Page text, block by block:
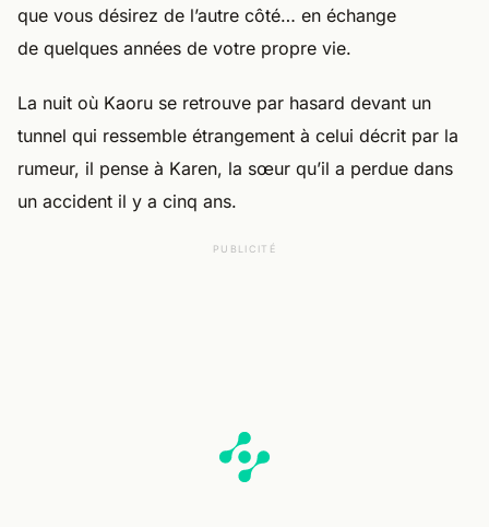
que vous désirez de l’autre côté… en échange
de quelques années de votre propre vie.
La nuit où Kaoru se retrouve par hasard devant un
tunnel qui ressemble étrangement à celui décrit par la
rumeur, il pense à Karen, la sœur qu’il a perdue dans
un accident il y a cinq ans.
PUBLICITÉ